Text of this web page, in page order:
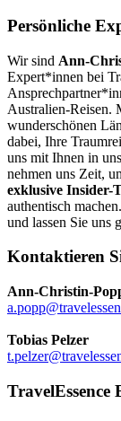
Persönliche
Wir sind Ann-
Expert*innen bei
Australien-Reisen.
wunderschönen
dabei, Ihre
uns mit Ihnen in
nehmen uns Zeit,
exklusive Insider-
authentisch
und lassen Sie uns
Kontaktieren
Ann-Christin-
Tobias Pelzer
TravelEssence